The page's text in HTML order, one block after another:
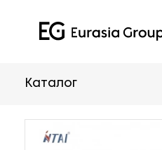
Каталог